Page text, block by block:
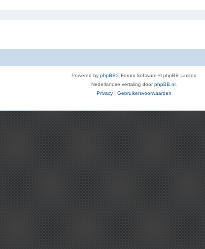
Powered by phpBB® Forum Software © phpBB Limited
Nederlandse vertaling doorphpBB.nl
Privacy | Gebruikersvoorwaarden